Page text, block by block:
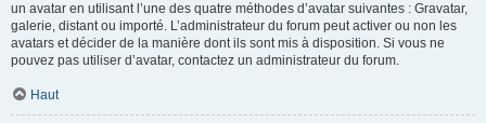
un avatar en utilisant l’une des quatre méthodes d’avatar suivantes : Gravatar,
galerie, distant ou importé. L’administrateur du forum peut activer ou non les
avatars et décider de la manière dont ils sont mis à disposition. Si vous ne
pouvez pas utiliser d’avatar, contactez un administrateur du forum.
Haut